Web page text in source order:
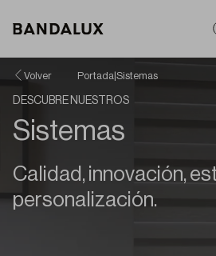
Volver Portada Sistemas
DESCUBRE NUESTROS
Sistemas
Calidad, innovación,
personalización.